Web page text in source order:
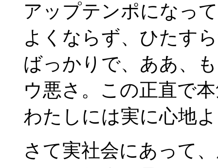
アップテンポになっ
よくならず、ひたす
ばっかりで、ああ、
ウ悪さ。この正直で
わたしには実に心地
さて実社会にあって